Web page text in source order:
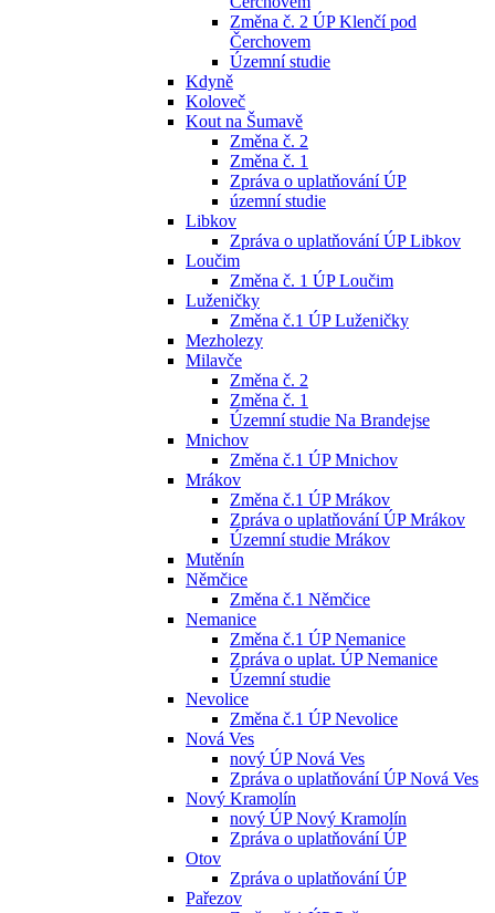
Změna č. 2 ÚP Klenčí pod
Čerchovem
Územní studie
Kdyně
Koloveč
Kout na Šumavě
Změna č. 2
Změna č. 1
Zpráva o uplatňování ÚP
územní studie
Libkov
Zpráva o uplatňování ÚP Libkov
Loučim
Změna č. 1 ÚP Loučim
Luženičky
Změna č.1 ÚP Luženičky
Mezholezy
Milavče
Změna č. 2
Změna č. 1
Územní studie Na Brandejse
Mnichov
Změna č.1 ÚP Mnichov
Mrákov
Změna č.1 ÚP Mrákov
Zpráva o uplatňování ÚP Mrákov
Územní studie Mrákov
Mutěnín
Němčice
Změna č.1 Němčice
Nemanice
Změna č.1 ÚP Nemanice
Zpráva o uplat. ÚP Nemanice
Územní studie
Nevolice
Změna č.1 ÚP Nevolice
Nová Ves
nový ÚP Nová Ves
Zpráva o uplatňování ÚP Nová Ves
Nový Kramolín
nový ÚP Nový Kramolín
Zpráva o uplatňování ÚP
Otov
Zpráva o uplatňování ÚP
Pařezov